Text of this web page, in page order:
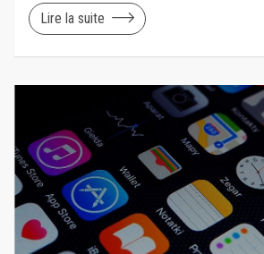
Lire la suite